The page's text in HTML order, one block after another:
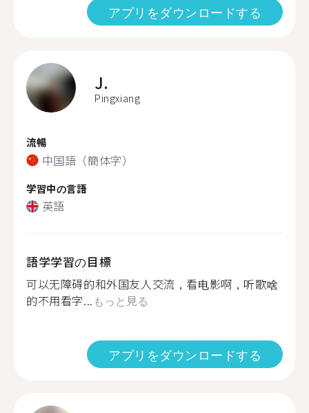
アプリをダウンロードする
J.
Pingxiang
流暢
中国語（簡体字）
学習中の言語
英語
語学学習の目標
可以无障碍的和外国友人交流，看电影啊，听歌啥
的不用看字... もっと見る
アプリをダウンロードする